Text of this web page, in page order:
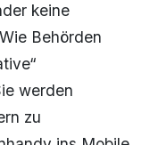
keine
Behörden
werden
zu